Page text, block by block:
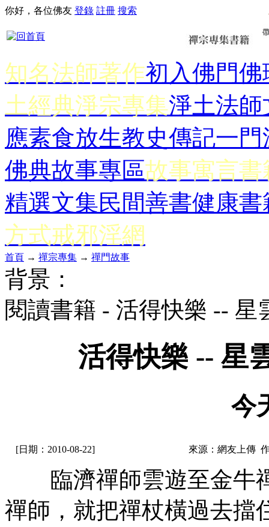
你好，各位佛友 登錄 註冊 搜索
知名法師著作初入佛門佛
土經典淨宗專集淨土法師
應素食放生教史傳記一門
佛典故事專區故事寓言書
精選文集民間善書健康書
方式戒邪淫網
首頁 → 禪宗專集 → 禪門故事
背景：
閱讀書籍 - 活得快樂 --
活得快樂 -- 星
今
[日期：2010-08-22] 來源：網友上傳
臨濟禪師雲遊至金牛
禪師，就把禪杖橫過去擋